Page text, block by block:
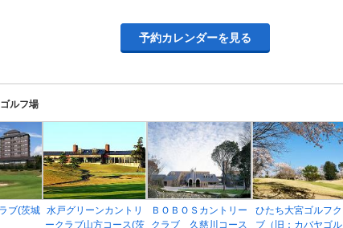
予約カレンダーを見る
ルフ場
ブ(茨城 水戸グリーンカントリ
ークラブ山方コース(茨
ＢＯＢＯＳカントリー
クラブ 久慈川コース
ひたち大宮ゴルフク
ブ（旧：カバヤゴ